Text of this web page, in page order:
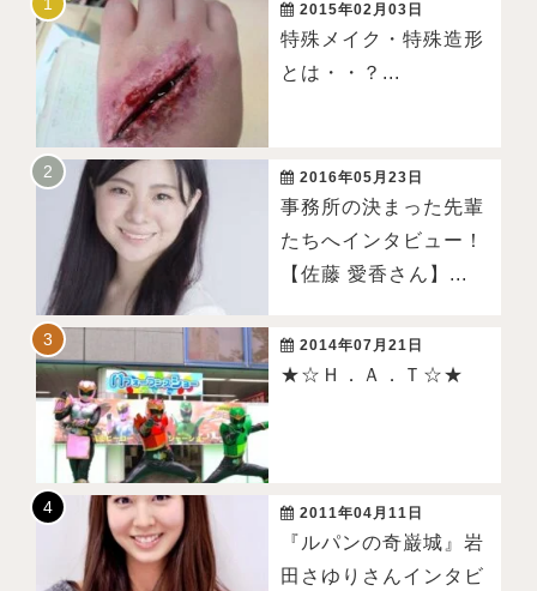
2015年02月03日
特殊メイク・特殊造形
とは・・？...
2016年05月23日
事務所の決まった先輩
たちへインタビュー！
【佐藤 愛香さん】...
2014年07月21日
★☆Ｈ．Ａ．Ｔ☆★
2011年04月11日
『ルパンの奇巌城』岩
田さゆりさんインタビ